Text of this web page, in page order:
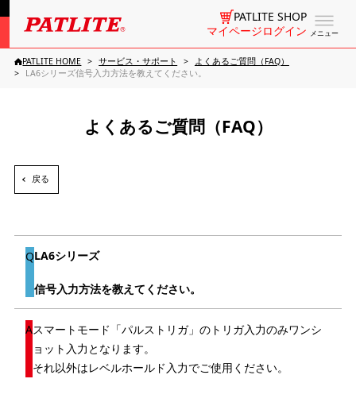
メニュー
PATLITE SHOP
マイページログイン
PATLITE HOME サービス・サポート
よくあるご質問（FAQ）
LA6シリーズ信号入力方法を教えてください。
よくあるご質問（FAQ）
戻る
LA6シリーズ
信号入力方法を教えてください。
スマートモード「パルストリガ」のトリガ入力のみワンシ
ョット入力となります。
それ以外はレベルホールド入力でご使用ください。